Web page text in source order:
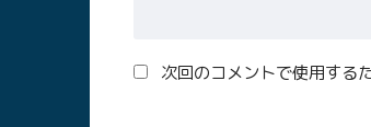
次回のコメントで使用する